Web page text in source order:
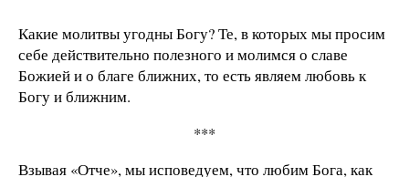
Какие молитвы угодны Богу? Те, в которых мы просим
себе действительно полезного и молимся о славе
Божией и о благе ближних, то есть являем любовь к
Богу и ближним.
***
Взывая «Отче», мы исповедуем, что любим Бога, как